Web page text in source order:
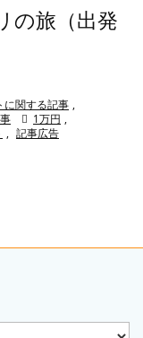
の旅（出発
に関する記事
 1万円
記事広告